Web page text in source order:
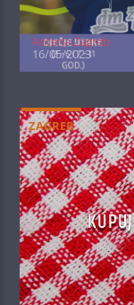
Antena Zagreb
16/05/2023
ZAGREB